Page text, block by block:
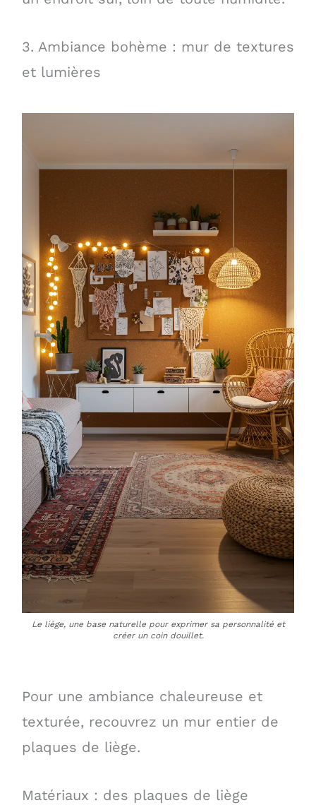
3. Ambiance bohème : mur de textures
et lumières
Le liège, une base naturelle pour exprimer sa personnalité et
créer un coin douillet.
Pour une ambiance chaleureuse et
texturée, recouvrez un mur entier de
plaques de liège.
Matériaux : des plaques de liège